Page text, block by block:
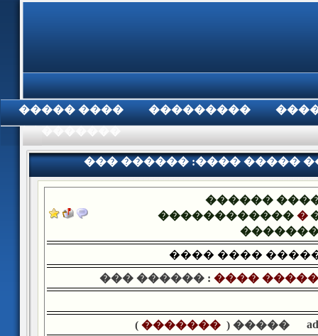
���� ����� ���������
��� ������ :���� �����
������
�������������
���� ����
��� ������ : ����
����� (
�������
)